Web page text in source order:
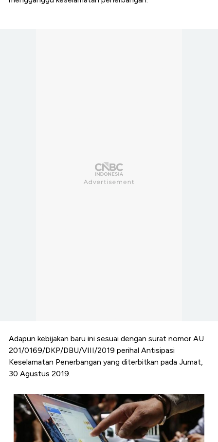
Adapun kebijakan baru ini sesuai dengan surat nomor AU
201/0169/DKP/DBU/VIII/2019 perihal Antisipasi
Keselamatan Penerbangan yang diterbitkan pada Jumat,
30 Agustus 2019.